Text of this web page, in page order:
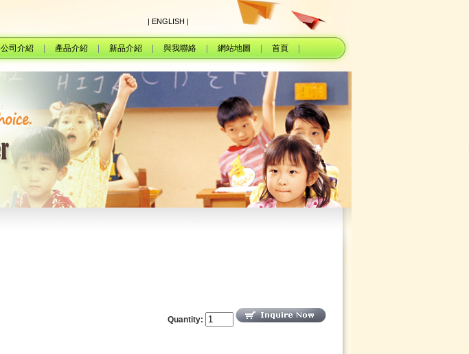
| ENGLISH |
公司介紹 產品介紹 新品介紹 與我聯絡 網站地圖 首頁
Quantity: